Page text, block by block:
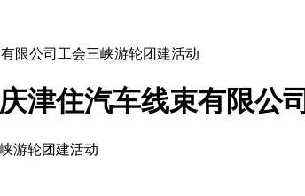
限公司工会三峡游轮团建活动
津住汽车线束有限公
游轮团建活动